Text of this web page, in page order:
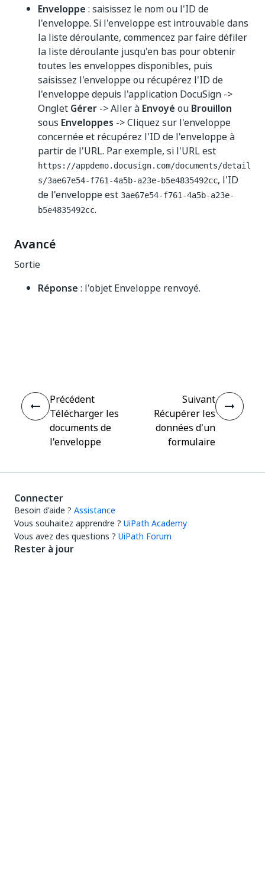
Enveloppe : saisissez le nom ou l'ID de
l'enveloppe. Si l'enveloppe est introuvable dans
la liste déroulante, commencez par faire défiler
la liste déroulante jusqu'en bas pour obtenir
toutes les enveloppes disponibles, puis
saisissez l'enveloppe ou récupérez l'ID de
l'enveloppe depuis l'application DocuSign ->
Onglet Gérer -> Aller à Envoyé ou Brouillon
sous Enveloppes -> Cliquez sur l'enveloppe
concernée et récupérez l'ID de l'enveloppe à
partir de l'URL. Par exemple, si l'URL est
https://appdemo.docusign.com/documents/detail
s/3ae67e54-f761-4a5b-a23e-b5e4835492cc, l'ID
de l'enveloppe est 3ae67e54-f761-4a5b-a23e-
b5e4835492cc.
Avancé
Sortie
Réponse : l'objet Enveloppe renvoyé.
Précédent
Télécharger les
documents de
l'enveloppe
Suivant
Récupérer les
données d'un
formulaire
Connecter
Besoin d'aide ? Assistance
Vous souhaitez apprendre ? UiPath Academy
Vous avez des questions ? UiPath Forum
Rester à jour